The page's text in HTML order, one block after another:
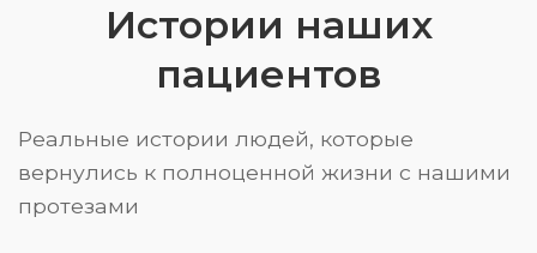
Истории наших
пациентов
Реальные истории людей, которые
вернулись к полноценной жизни с нашими
протезами